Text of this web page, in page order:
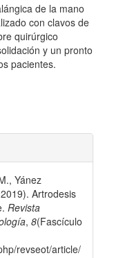
de la mano
con clavos de
quirúrgico
y un pronto
pacientes.
Yánez
Artrodesis
Revista
, 8(Fascículo
revseot/article/